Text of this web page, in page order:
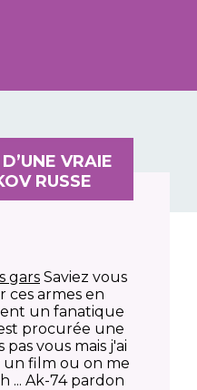
VRAIE
RUSSE
gars Saviez vous
armes en
un fanatique
procurée une
pas vous mais j'ai
un film ou on me
... Ak-74 pardon